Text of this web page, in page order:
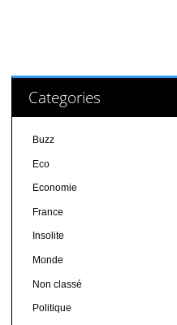
Categories
Buzz
Eco
Economie
France
Insolite
Monde
Non classé
Politique